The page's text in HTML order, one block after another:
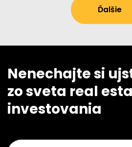
Ďalšie
Nenechajte si
zo sveta real
investovania